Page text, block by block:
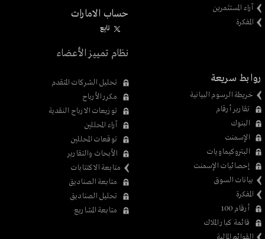
آراء المستثمرين
المفكرة
حساب الامارات
تابِع
نظام تمييز الأعضاء
روابط سريعة
خريطة الرسوم البيانية
تقارير أرقام
البنوك
الإسمنت
البتروكيماويات
إحصائيات الإسمنت
بيانات السوق
المفكرة
أرقام 100
قائمة كبار الملاك
تحليل الشركات المتقدم
مكرر الأرباح
توزيعات الارباح النقدية
آراء المحللين
توقعات المحللين
الأبحاث والتقارير
متابعة الاكتتابات
متابعة الصناديق
تحليل الصناديق
متابعة المشاريع